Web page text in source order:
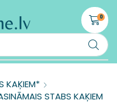
0
KAĶIEM*
STABS KAĶIEM